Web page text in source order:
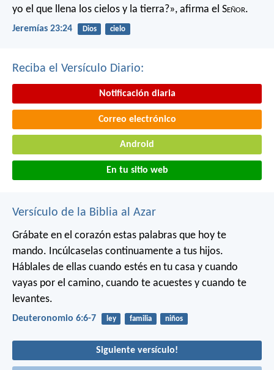
yo el que llena los cielos y la tierra?», afirma el Señor.
Jeremías 23:24 Dios cielo
Reciba el Versículo Diario:
Notificación diaria
Correo electrónico
Android
En tu sitio web
Versículo de la Biblia al Azar
Grábate en el corazón estas palabras que hoy te
mando. Incúlcaselas continuamente a tus hijos.
Háblales de ellas cuando estés en tu casa y cuando
vayas por el camino, cuando te acuestes y cuando te
levantes.
Deuteronomio 6:6-7 ley familia niños
Siguiente versículo!